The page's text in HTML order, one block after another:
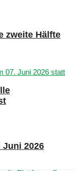
zweite Hälfte
Juni 2026